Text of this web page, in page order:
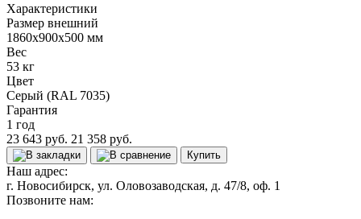
Характеристики
Размер внешний
1860x900x500 мм
Вес
53 кг
Цвет
Серый (RAL 7035)
Гарантия
1 год
23 643 руб. 21 358 руб.
Купить
Наш адрес:
г. Новосибирск, ул. Оловозаводская, д. 47/8, оф. 1
Позвоните нам: